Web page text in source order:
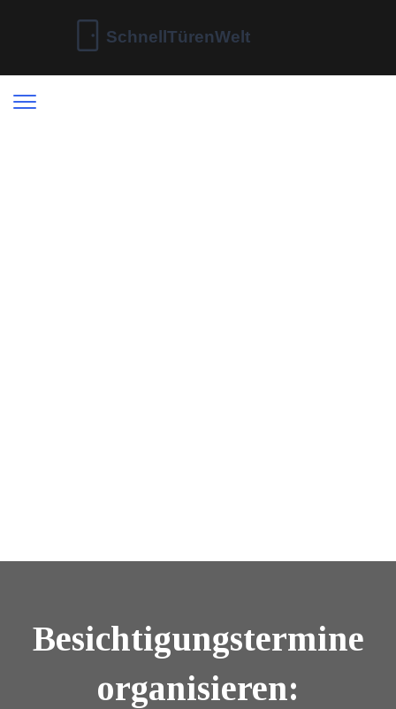
Besichtigungstermine
organisieren: